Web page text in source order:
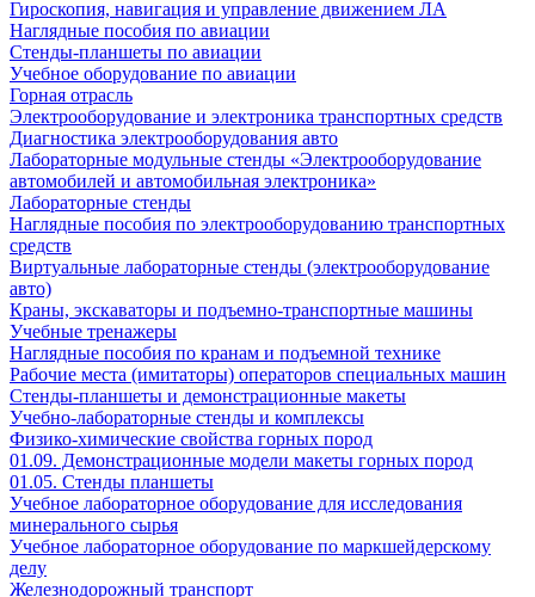
Гироскопия, навигация и управление движением ЛА
Наглядные пособия по авиации
Стенды-планшеты по авиации
Учебное оборудование по авиации
Горная отрасль
Электрооборудование и электроника транспортных средств
Диагностика электрооборудования авто
Лабораторные модульные стенды «Электрооборудование
автомобилей и автомобильная электроника»
Лабораторные стенды
Наглядные пособия по электрооборудованию транспортных
средств
Виртуальные лабораторные стенды (электрооборудование
авто)
Краны, экскаваторы и подъемно-транспортные машины
Учебные тренажеры
Наглядные пособия по кранам и подъемной технике
Рабочие места (имитаторы) операторов специальных машин
Стенды-планшеты и демонстрационные макеты
Учебно-лабораторные стенды и комплексы
Физико-химические свойства горных пород
01.09. Демонстрационные модели макеты горных пород
01.05. Стенды планшеты
Учебное лабораторное оборудование для исследования
минерального сырья
Учебное лабораторное оборудование по маркшейдерскому
делу
Железнодорожный транспорт